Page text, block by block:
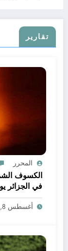
تقارير
المحرر
الكسوف
يمكن فيها
أغسطس 8, 2026